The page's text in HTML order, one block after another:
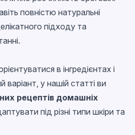
повністю натуральні
підходу та
в інгредієнтах і
варіант, у нашій статті ви
рецептів домашніх
під різні типи шкіри та